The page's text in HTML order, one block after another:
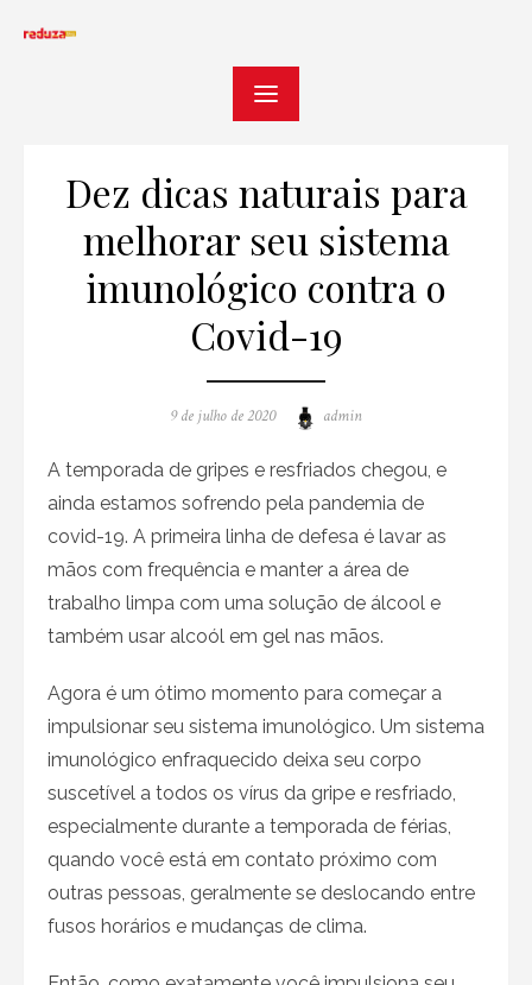
Dez dicas naturais para
melhorar seu sistema
imunológico contra o
Covid-19
Posted
9 de julho de 2020 Author
admin
A temporada de gripes e resfriados chegou, e
ainda estamos sofrendo pela pandemia de
covid-19. A primeira linha de defesa é lavar as
mãos com frequência e manter a área de
trabalho limpa com uma solução de álcool e
também usar alcoól em gel nas mãos.
Agora é um ótimo momento para começar a
impulsionar seu sistema imunológico. Um sistema
imunológico enfraquecido deixa seu corpo
suscetível a todos os vírus da gripe e resfriado,
especialmente durante a temporada de férias,
quando você está em contato próximo com
outras pessoas, geralmente se deslocando entre
fusos horários e mudanças de clima.